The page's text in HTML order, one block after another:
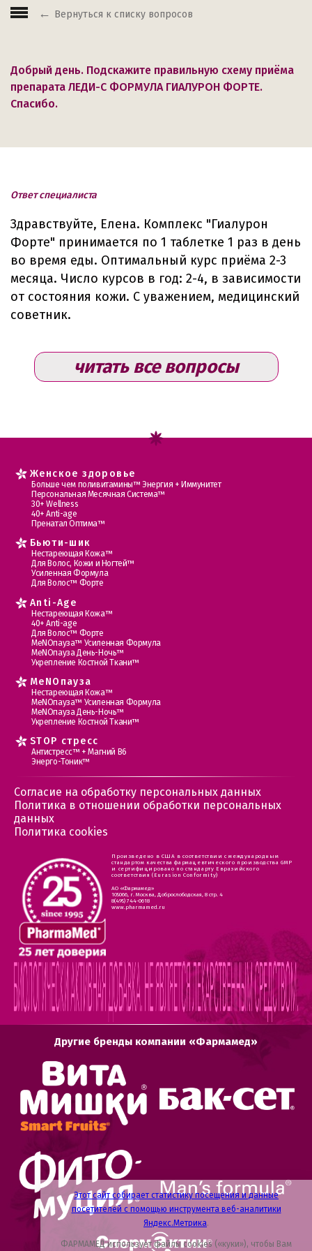
Вернуться к списку вопросов
Добрый день. Подскажите правильную схему приёма
препарата ЛЕДИ-С ФОРМУЛА ГИАЛУРОН ФОРТЕ.
Спасибо.
Ответ специалиста
Здравствуйте, Елена. Комплекс "Гиалурон
Форте" принимается по 1 таблетке 1 раз в день
во время еды. Оптимальный курс приёма 2-3
месяца. Число курсов в год: 2-4, в зависимости
от состояния кожи. С уважением, медицинский
советник.
читать все вопросы
Этот сайт собирает статистику посещения и данные
посетителей с помощью инструмента веб-аналитики
Яндекс.Метрика.
ФАРМАМЕД использует файлы cookies («куки»), чтобы Вам
Женское здоровье
Больше чем поливитамины™ Энергия + Иммунитет
Персональная Месячная Система™
30+ Wellness
40+ Anti-age
Пренатал Оптима™
Бьюти-шик
Нестареющая Кожа™
Для Волос, Кожи и Ногтей™
Усиленная Формула
Для Волос™ Форте
Anti-Age
Нестареющая Кожа™
40+ Anti-age
Для Волос™ Форте
МеNOпауза™ Усиленная Формула
МеNOпауза День-Ночь™
Укрепление Костной Ткани™
MеNOпауза
Нестареющая Кожа™
МеNOпауза™ Усиленная Формула
МеNOпауза День-Ночь™
Укрепление Костной Ткани™
STOP стресс
Антистресс™ + Магний В6
Энерго-Тоник™
Согласие на обработку персональных данных
Политика в отношении обработки персональных
данных
Политика cookies
Произведено в США в соответствии с международным
стандартом качества фармацевтического производства GMP
и сертифицировано по стандарту Евразийского
соответствия (Eurasion Conformity)
АО «Фармамед»
105066, г. Москва, Доброслободская, 8 стр. 4
8(495) 744-0618
www.pharmamed.ru
Другие бренды компании «Фармамед»